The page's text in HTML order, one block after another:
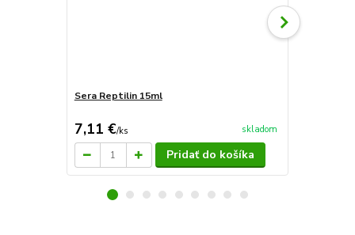
Sera Reptilin 15ml
7,11 €/ks skladom
Pridať do košíka